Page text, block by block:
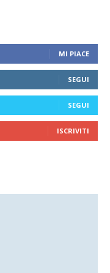
MI PIACE
SEGUI
SEGUI
ISCRIVITI